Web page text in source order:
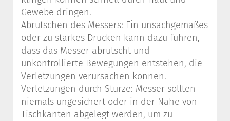
Gewebe dringen.
Abrutschen des Messers: Ein unsachgemäßes
oder zu starkes Drücken kann dazu führen,
dass das Messer abrutscht und
unkontrollierte Bewegungen entstehen, die
Verletzungen verursachen können.
Verletzungen durch Stürze: Messer sollten
niemals ungesichert oder in der Nähe von
Tischkanten abgelegt werden, um zu